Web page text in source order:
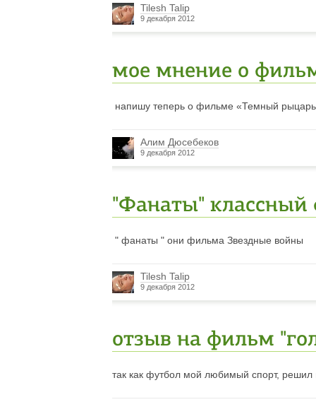
Tilesh Talip
9 декабря 2012
мое мнение о
напишу теперь о фильме «Темный
Алим Дюсебеков
9 декабря 2012
"Фанаты" классный
" фанаты " они фильма Звездные войны
Tilesh Talip
9 декабря 2012
отзыв на фильм
так как футбол мой любимый спорт,